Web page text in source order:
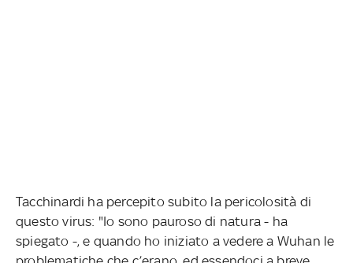
Tacchinardi ha percepito subito la pericolosità di
questo virus: "Io sono pauroso di natura - ha
spiegato -, e quando ho iniziato a vedere a Wuhan le